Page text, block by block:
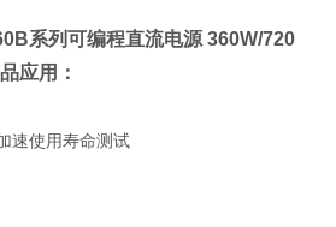
系列可编程直流电源 360W/720
应用：
速使用寿命测试